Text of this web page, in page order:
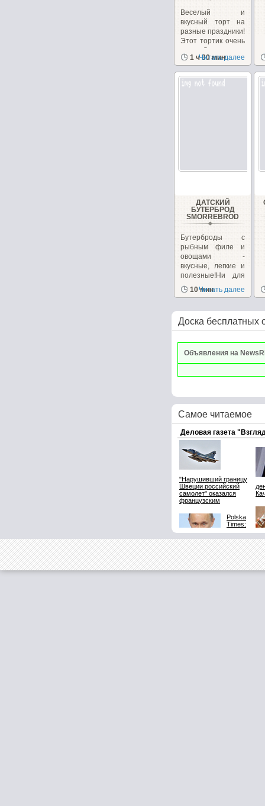
Веселый и
вкусный торт на
разные праздники!
Этот тортик очень
вкусный и
поднимает...
1 ч 30 мин
Читать далее
ДАТСКИЙ
БУТЕРБРОД
SMORREBROD
Бутерброды с
рыбным филе и
овощами -
вкусные, легкие и
полезные!Ни для
кого...
10 мин
Читать далее
Доска бесплатных
Объявления на
Самое читаемое